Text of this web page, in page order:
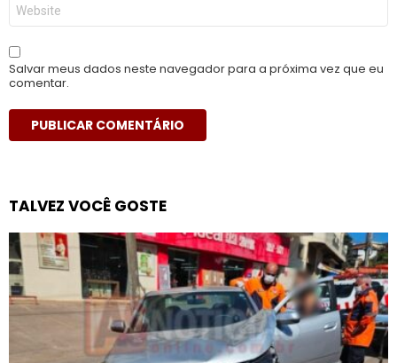
Salvar meus dados neste navegador para a próxima vez que eu
comentar.
TALVEZ VOCÊ GOSTE